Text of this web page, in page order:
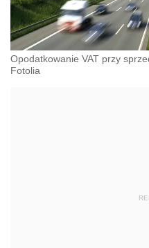
Opodatkowanie VAT przy
Fotolia